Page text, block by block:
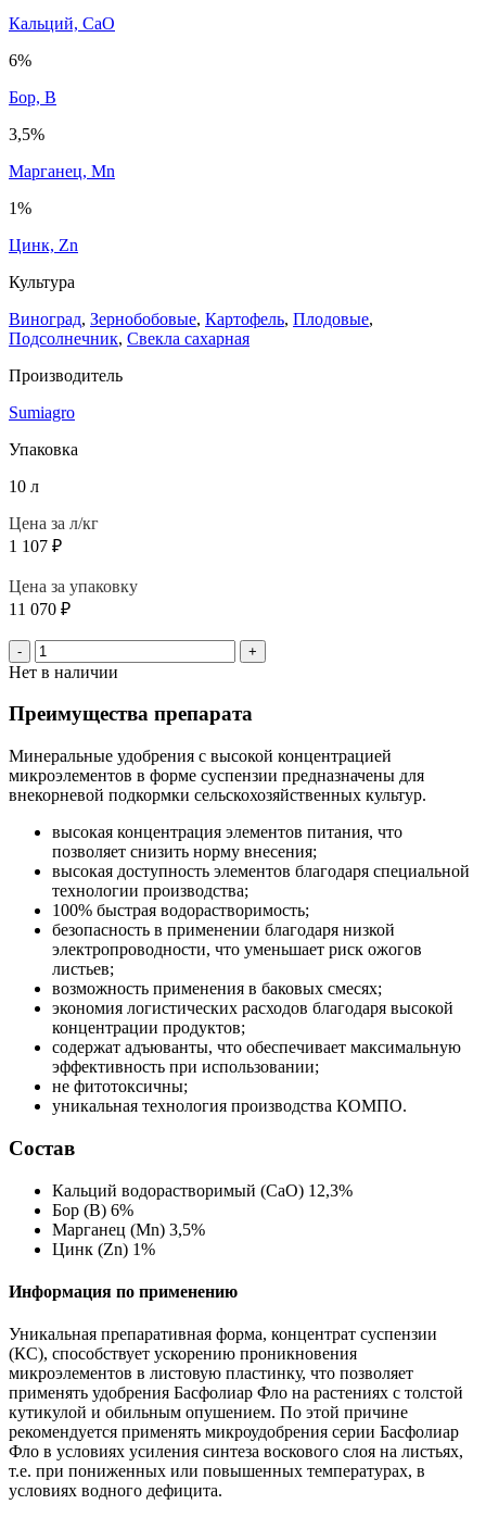
Кальций, CaO
6%
Бор, B
3,5%
Марганец, Mn
1%
Цинк, Zn
Культура
Виноград, Зернобобовые, Картофель, Плодовые,
Подсолнечник, Свекла сахарная
Производитель
Sumiagro
Упаковка
10 л
Цена за л/кг
1 107 ₽
Цена за упаковку
11 070 ₽
- +
Нет в наличии
Преимущества препарата
Минеральные удобрения с высокой концентрацией
микроэлементов в форме суспензии предназначены для
внекорневой подкормки сельскохозяйственных культур.
высокая концентрация элементов питания, что
позволяет снизить норму внесения;
высокая доступность элементов благодаря специальной
технологии производства;
100% быстрая водорастворимость;
безопасность в применении благодаря низкой
электропроводности, что уменьшает риск ожогов
листьев;
возможность применения в баковых смесях;
экономия логистических расходов благодаря высокой
концентрации продуктов;
содержат адъюванты, что обеспечивает максимальную
эффективность при использовании;
не фитотоксичны;
уникальная технология производства КОМПО.
Состав
Кальций водорастворимый (CaO) 12,3%
Бор (В) 6%
Марганец (Mn) 3,5%
Цинк (Zn) 1%
Информация по применению
Уникальная препаративная форма, концентрат суспензии
(КС), способствует ускорению проникновения
микроэлементов в листовую пластинку, что позволяет
применять удобрения Басфолиар Фло на растениях с толстой
кутикулой и обильным опушением. По этой причине
рекомендуется применять микроудобрения серии Басфолиар
Фло в условиях усиления синтеза воскового слоя на листьях,
т.е. при пониженных или повышенных температурах, в
условиях водного дефицита.